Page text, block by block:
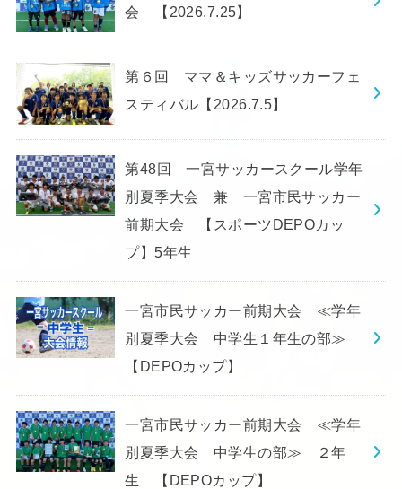
会 【2026.7.25】
第６回 ママ＆キッズサッカーフェ
スティバル【2026.7.5】
第48回 一宮サッカースクール学年
別夏季大会 兼 一宮市民サッカー
前期大会 【スポーツDEPOカッ
プ】5年生
一宮市民サッカー前期大会 ≪学年
別夏季大会 中学生１年生の部≫
【DEPOカップ】
一宮市民サッカー前期大会 ≪学年
別夏季大会 中学生の部≫ ２年
生 【DEPOカップ】